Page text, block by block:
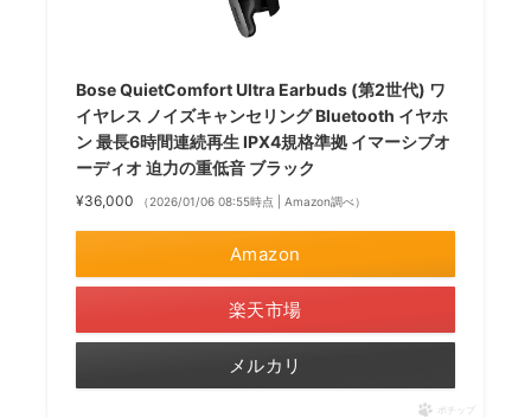
Bose QuietComfort Ultra Earbuds (第2世代) ワ
イヤレス ノイズキャンセリング Bluetooth イヤホ
ン 最長6時間連続再生 IPX4規格準拠 イマーシブオ
ーディオ 迫力の重低音 ブラック
¥36,000 （2026/01/06 08:55時点 | Amazon調べ）
Amazon
楽天市場
メルカリ
ポチップ